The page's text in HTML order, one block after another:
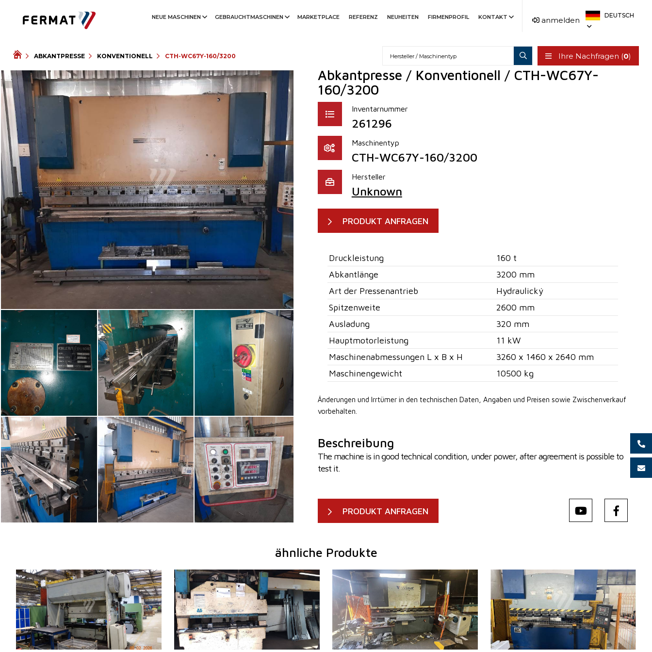
NEUE MASCHINEN GEBRAUCHTMASCHINEN MARKETPLACE REFERENZ NEUHEITEN FIRMENPROFIL KONTAKT anmelden
DEUTSCH
ABKANTPRESSE KONVENTIONELL CTH-WC67Y-160/3200 Ihre Nachfragen (0)
Abkantpresse / Konventionell / CTH-WC67Y-
160/3200
Inventarnummer
261296
Maschinentyp
CTH-WC67Y-160/3200
Hersteller
Unknown
PRODUKT ANFRAGEN
Druckleistung
160 t
Abkantlänge
3200 mm
Art der Pressenantrieb
Hydraulický
Spitzenweite
2600 mm
Ausladung
320 mm
Hauptmotorleistung
11 kW
Maschinenabmessungen L x B x H
3260 x 1460 x 2640 mm
Maschinengewicht
10500 kg
Änderungen und Irrtümer in den technischen Daten, Angaben und Preisen sowie Zwischenverkauf
vorbehalten.
Beschreibung
The machine is in good technical condition, under power, after agreement is possible to
test it.
PRODUKT ANFRAGEN
ähnliche Produkte
Baujahr:
1978
Druckleistung
200 t
Abkantlänge
4000 mm
Art der Pressenantrieb
Tischmaße
4000x200 mm
Hauptmotorleistung
22 kW
Maschinenabmessungen L x
B x H
4420x2060x3800
mm
Maschinengewicht
22660 kg
Baujahr:
1984
Druckleistung
50 t
Abkantlänge
2000 mm
Art der Pressenantrieb Hydraulický
Kontrollsystem
nein
Baujahr:
2006
Druckleistung
80 t
Abkantlänge
2500 mm
Art der Pressenantrieb
Hydraulický
Hauptmotorleistung
7,5 kW
Maschinengewicht
7000 kg
Maschinenabmessungen L x
B x H
3050 x 1450 x 1800
mm
Kontrollsystem
nein
Baujahr:
2013
Druckleistung
50 t
Abkantlänge
2000 mm
Art der Pressenantrieb
Hydraulický
Hauptmotorleistung
5,1 kW
Gewicht
4000 kg
Max. Blechdicke
10 mm
Anzahl der Achsen
Maschinenabmessungen L x2500 x 3000 x 2000